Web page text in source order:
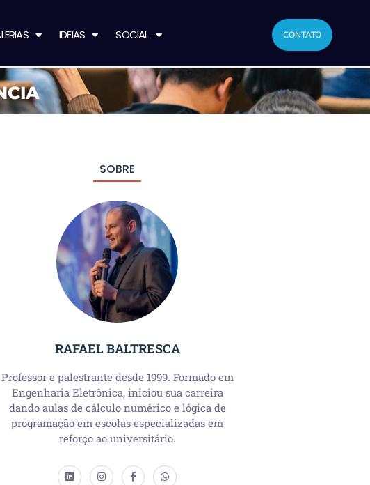
IDEIAS SOCIAL CONTATO
SOBRE
RAFAEL BALTRESCA
Professor e palestrante desde 1999. Formado em
Engenharia Eletrônica, iniciou sua carreira
dando aulas de cálculo numérico e lógica de
programação em escolas especializadas em
reforço ao universitário.